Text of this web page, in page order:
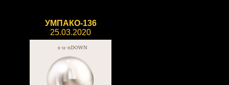
УМПАКО-136
25.03.2020